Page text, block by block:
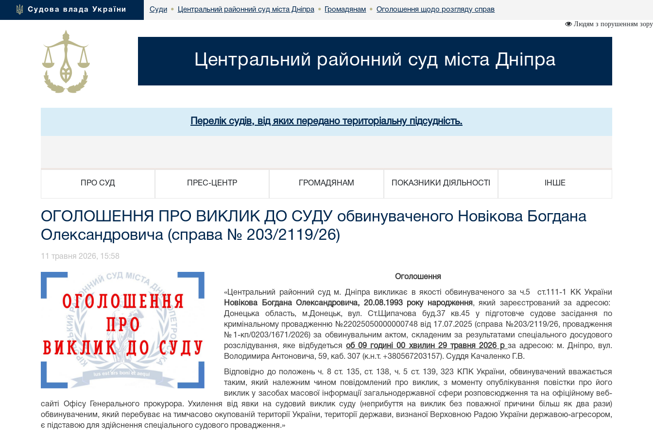
Судова влада України Суди • Центральний районний суд міста Дніпра • Громадянам • Оголошення щодо розгляду справ
Людям з порушенням зору
Центральний районний суд міста Дніпра
Перелік судів, від яких передано територіальну підсудність.
ПРО СУД ПРЕС-ЦЕНТР ГРОМАДЯНАМ ПОКАЗНИКИ ДІЯЛЬНОСТІ ІНШЕ
ОГОЛОШЕННЯ ПРО ВИКЛИК ДО СУДУ обвинуваченого Новікова Богдана
Олександровича (справа № 203/2119/26)
11 травня 2026, 15:58
Оголошення
«Центральний районний суд м. Дніпра викликає в якості обвинуваченого за ч.5 ст.111-1 КК України
Новікова Богдана Олександровича, 20.08.1993 року народження, який зареєстрований за адресою:
Донецька область, м.Донецьк, вул. Ст.Щипачова буд.37 кв.45 у підготовче судове засідання по
кримінальному провадженню №22025050000000748 від 17.07.2025 (справа №203/2119/26, провадження
№1-кп/0203/1671/2026) за обвинувальним актом, складеним за результатами спеціального досудового
розслідування, яке відбудетьсяоб 09 годині 00 хвилин 29 травня 2026 р за адресою: м. Дніпро, вул.
Володимира Антоновича, 59, каб. 307 (к.н.т. +380567203157). Суддя Качаленко Г.В.
Відповідно до положень ч. 8 ст. 135, ст. 138, ч. 5 ст. 139, 323 КПК України, обвинувачений вважається
таким, який належним чином повідомлений про виклик, з моменту опублікування повістки про його
виклик у засобах масової інформації загальнодержавної сфери розповсюдження та на офіційному веб-
сайті Офісу Генерального прокурора. Ухилення від явки на судовий виклик суду (неприбуття на виклик без поважної причини більш як два рази)
обвинуваченим, який перебуває на тимчасово окупованій території України, території держави, визнаної Верховною Радою України державою-агресором,
є підставою для здійснення спеціального судового провадження.»